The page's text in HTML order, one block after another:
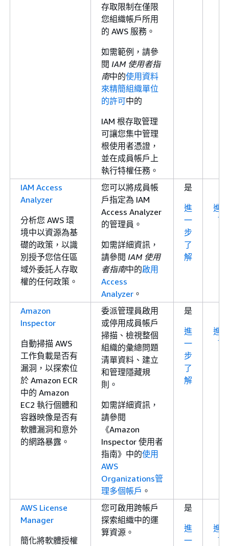
存取限制在僅限
您組織帳戶所用
的 AWS 服務。
如需範例，請參
閱 IAM 使用者指
南中的使用資料
來精簡組織單位
的許可中的
IAM 根存取管理
可讓您集中管理
根使用者憑證，
並在成員帳戶上
執行特權任務。
IAM Access
Analyzer
分析您 AWS 環
境中以資源為基
礎的政策，以識
別授予您信任區
域外委託人存取
權的任何政策。
您可以將成員帳
戶指定為 IAM
Access Analyzer
的管理員。
如需詳細資訊，
請參閱 IAM 使用
者指南中的啟用
Access
Analyzer 。
是
進
一
步
了
解
進
了
Amazon
Inspector
自動掃描 AWS
工作負載是否有
漏洞，以探索位
於 Amazon ECR
中的 Amazon
EC2 執行個體和
容器映像是否有
軟體漏洞和意外
的網路暴露。
委派管理員啟用
或停用成員帳戶
掃描、檢視整個
組織的彙總問題
清單資料、建立
和管理隱藏規
則。
如需詳細資訊，
請參閱
《Amazon
Inspector 使用者
指南》 中的使用
AWS
Organizations管
理多個帳戶 。
是
進
一
步
了
解
進
了
AWS License
Manager
簡化將軟體授權
您可啟用跨帳戶
探索組織中的運
算資源。
是
進
一
進
了